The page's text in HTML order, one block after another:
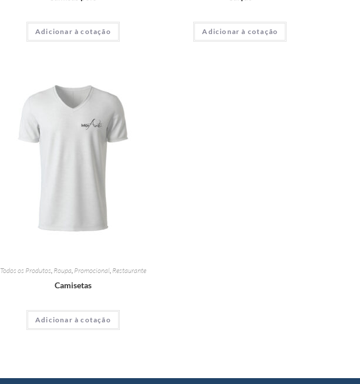
Adicionar à cotação Adicionar à cotação
Todos os Produtos Roupa Promocional Restaurante
Camisetas
Adicionar à cotação